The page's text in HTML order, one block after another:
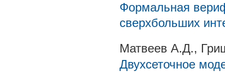
Формальная
сверхбольших
Матвеев А.Д.,
Двухсеточное